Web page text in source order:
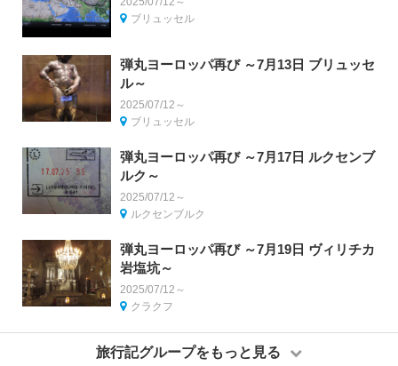
ブリュッセル
弾丸ヨーロッパ再び ～7月13日 ブリュッセ
ル～
2025/07/12～
ブリュッセル
弾丸ヨーロッパ再び ～7月17日 ルクセンブ
ルク～
2025/07/12～
ルクセンブルク
弾丸ヨーロッパ再び ～7月19日 ヴィリチカ
岩塩坑～
2025/07/12～
クラクフ
旅行記グループをもっと見る